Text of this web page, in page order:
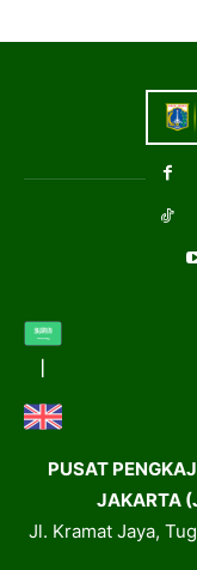
PUSAT
JAKARTA
Jl. Kramat Jaya,